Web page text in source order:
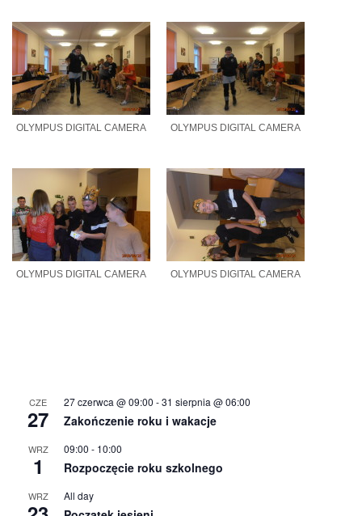
OLYMPUS DIGITAL CAMERA OLYMPUS DIGITAL CAMERA
OLYMPUS DIGITAL CAMERA OLYMPUS DIGITAL CAMERA
CZE
27
27 czerwca @ 09:00 -31 sierpnia @ 06:00
Zakończenie roku i wakacje
WRZ
1
09:00 - 10:00
Rozpoczęcie roku szkolnego
WRZ All day